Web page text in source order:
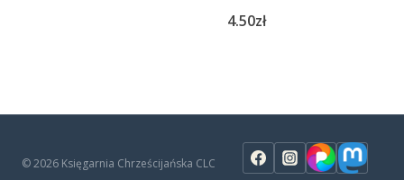
4.50zł
© 2026 Księgarnia Chrześcijańska CLC